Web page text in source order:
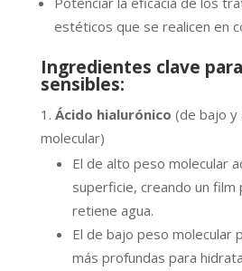
estéticos que se realicen en
Ingredientes clave
sensibles:
Ácido hialurónico (de bajo y
molecular)
El de alto peso molecular
superficie, creando un
retiene agua.
El de bajo peso molecular
más profundas para